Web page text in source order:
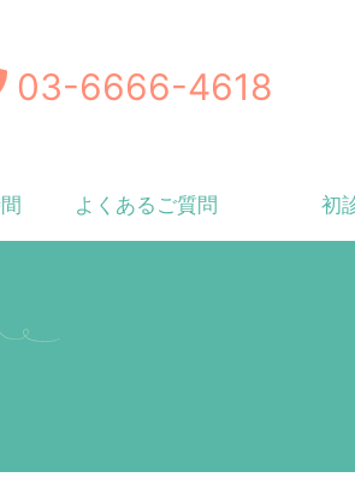
03-6666-4618
よくあるご質問 初